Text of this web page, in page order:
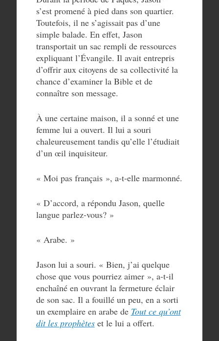
s’est promené à pied dans son quartier.
Toutefois, il ne s’agissait pas d’une
simple balade. En effet, Jason
transportait un sac rempli de ressources
expliquant l’Évangile. Il avait entrepris
d’offrir aux citoyens de sa collectivité la
chance d’examiner la Bible et de
connaître son message.
À une certaine maison, il a sonné et une
femme lui a ouvert. Il lui a souri
chaleureusement tandis qu’elle l’étudiait
d’un œil inquisiteur.
« Moi pas français », a-t-elle marmonné.
« D’accord, a répondu Jason, quelle
langue parlez-vous? »
« Arabe. »
Jason lui a souri. « Bien, j’ai quelque
chose que vous pourriez aimer », a-t-il
enchaîné en ouvrant la fermeture éclair
de son sac. Il a fouillé un peu, en a sorti
un exemplaire en arabe de Tout ce qu’ont
dit les prophèteset le lui a offert.